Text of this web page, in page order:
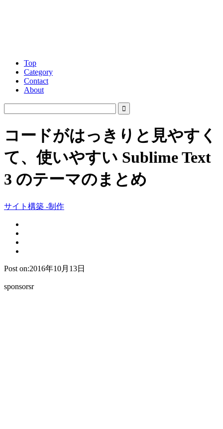
Top
Category
Contact
About
コードがはっきりと見やすく
て、使いやすい Sublime Text
3 のテーマのまとめ
サイト構築 -制作
Post on:2016年10月13日
sponsorsr